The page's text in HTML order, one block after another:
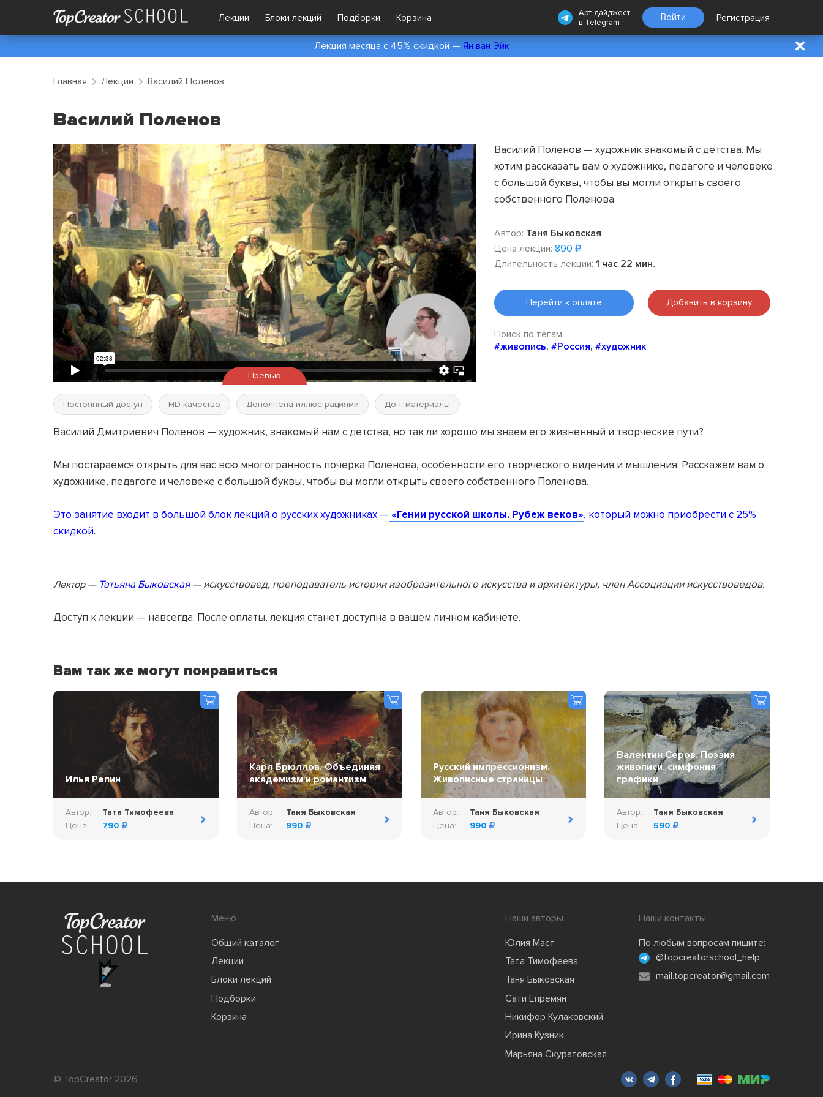
Лекции Блоки лекций Подборки Корзина
Арт-дайджест
в Telegram Войти Регистрация
Лекция месяца с 45% скидкой — Ян ван Эйк
Главная Лекции Василий Поленов
Василий Поленов
Превью
Постоянный доступ HD качество Дополнена иллюстрациями Доп. материалы
Василий Поленов — художник знакомый с детства. Мы
хотим рассказать вам о художнике, педагоге и человеке
с большой буквы, чтобы вы могли открыть своего
собственного Поленова.
Автор: Таня Быковская
Цена лекции: 890
Длительность лекции: 1 час 22 мин.
Перейти к оплате Добавить в корзину
Поиск по тегам
#живопись,#Россия,#художник
Василий Дмитриевич Поленов — художник, знакомый нам с детства, но так ли хорошо мы знаем его жизненный и творческие пути?
Мы постараемся открыть для вас всю многогранность почерка Поленова, особенности его творческого видения и мышления. Расскажем вам о
художнике, педагоге и человеке с большой буквы, чтобы вы могли открыть своего собственного Поленова.
Это занятие входит в большой блок лекций о русских художниках — «Гении русской школы. Рубеж веков», который можно приобрести с 25%
скидкой.
Лектор— Татьяна Быковская— искусствовед, преподаватель истории изобразительного искусства и архитектуры, член Ассоциации искусствоведов.
Доступ к лекции — навсегда. После оплаты, лекция станет доступна в вашем личном кабинете.
Вам так же могут понравиться
Илья Репин
Автор:
Тата Тимофеева
Цена:
790
Карл Брюллов. Объединяя
академизм и романтизм
Автор:
Таня Быковская
Цена:
990
Русский импрессионизм.
Живописные страницы
Автор:
Таня Быковская
Цена:
990
Валентин Серов. Поэзия
живописи, симфония
графики
Автор:
Таня Быковская
Цена:
590
Меню
Общий каталог
Лекции
Блоки лекций
Подборки
Корзина
Наши авторы
Юлия Маст
Тата Тимофеева
Таня Быковская
Сати Епремян
Никифор Кулаковский
Ирина Кузник
Марьяна Скуратовская
Наши контакты
По любым вопросам пишите:
@topcreatorschool_help
mail.topcreator@gmail.com
© TopCreator 2026